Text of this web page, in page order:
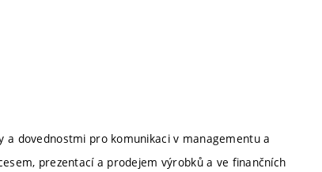
dovednostmi pro komunikaci v managementu a
prezentací a prodejem výrobků a ve finančních